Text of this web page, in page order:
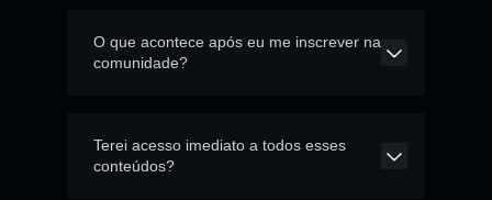
O que acontece após eu me inscrever na
comunidade?
Terei acesso imediato a todos esses
conteúdos?